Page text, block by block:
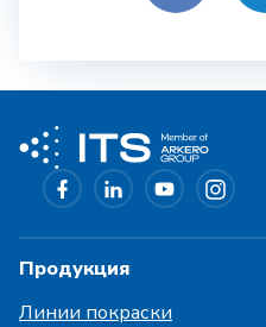
Продукция
Линии покраски